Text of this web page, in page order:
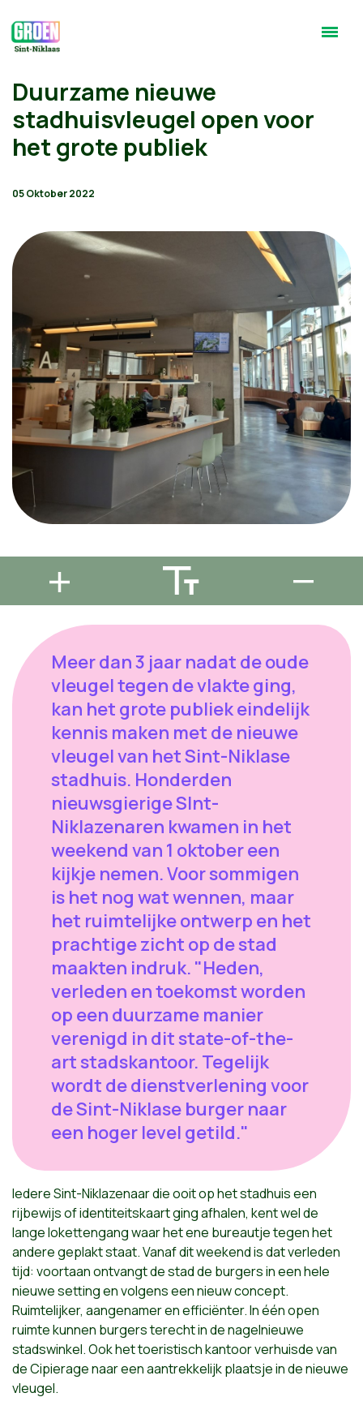
Duurzame nieuwe
stadhuisvleugel open voor
het grote publiek
05 Oktober 2022
Meer dan 3 jaar nadat de oude
vleugel tegen de vlakte ging,
kan het grote publiek eindelijk
kennis maken met de nieuwe
vleugel van het Sint-Niklase
stadhuis. Honderden
nieuwsgierige SInt-
Niklazenaren kwamen in het
weekend van 1 oktober een
kijkje nemen. Voor sommigen
is het nog wat wennen, maar
het ruimtelijke ontwerp en het
prachtige zicht op de stad
maakten indruk. "Heden,
verleden en toekomst worden
op een duurzame manier
verenigd in dit state-of-the-
art stadskantoor. Tegelijk
wordt de dienstverlening voor
de Sint-Niklase burger naar
een hoger level getild."
Iedere Sint-Niklazenaar die ooit op het stadhuis een
rijbewijs of identiteitskaart ging afhalen, kent wel de
lange lokettengang waar het ene bureautje tegen het
andere geplakt staat. Vanaf dit weekend is dat verleden
tijd: voortaan ontvangt de stad de burgers in een hele
nieuwe setting en volgens een nieuw concept.
Ruimtelijker, aangenamer en efficiënter. In één open
ruimte kunnen burgers terecht in de nagelnieuwe
stadswinkel. Ook het toeristisch kantoor verhuisde van
de Cipierage naar een aantrekkelijk plaatsje in de nieuwe
vleugel.